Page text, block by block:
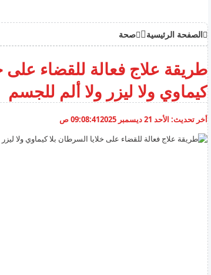
الصفحة الرئيسية صحة
طريقة علاج فعالة للقضاء على
كيماوي ولا ليزر ولا ألم للجسم
أخر تحديث: الأحد 21 ديسمبر 2025 09:08:41 ص